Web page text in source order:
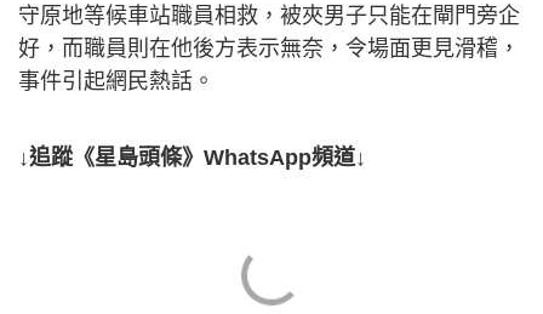
守原地等候車站職員相救，被夾男子只能在閘門旁企
好，而職員則在他後方表示無奈，令場面更見滑稽，
事件引起網民熱話。
↓追蹤《星島頭條》WhatsApp頻道↓